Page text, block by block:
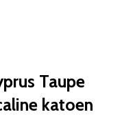
Taupe
katoen